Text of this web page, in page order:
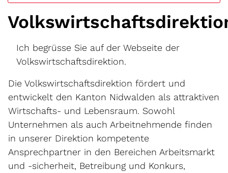
Ich begrüsse Sie auf der Webseite der
Volkswirtschaftsdirektion.
Die Volkswirtschaftsdirektion fördert und
entwickelt den Kanton Nidwalden als attraktiven
Wirtschafts- und Lebensraum. Sowohl
Unternehmen als auch Arbeitnehmende finden
in unserer Direktion kompetente
Ansprechpartner in den Bereichen Arbeitsmarkt
und -sicherheit, Betreibung und Konkurs,